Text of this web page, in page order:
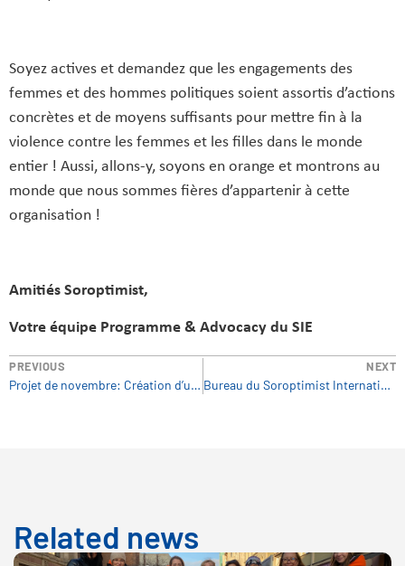
Soyez actives et demandez que les engagements des
femmes et des hommes politiques soient assortis d’actions
concrètes et de moyens suffisants pour mettre fin à la
violence contre les femmes et les filles dans le monde
entier ! Aussi, allons-y, soyons en orange et montrons au
monde que nous sommes fières d’appartenir à cette
organisation !
Amitiés Soroptimist,
Votre équipe Programme & Advocacy du SIE
PREVIOUS
Projet de novembre: Création d’un réseau contre les mutilations génitales féminines (MGF)
NEXT
Bureau du Soroptimist International d’Europe
Related news